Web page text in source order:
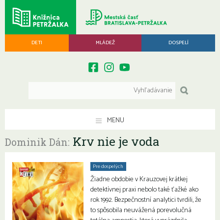
DETI MLÁDEŽ DOSPELÍ
MENU
Dominik Dán: Krv nie je voda
Pre dospelých
Žiadne obdobie v Krauzovej krátkej
detektívnej praxi nebolo také ťažké ako
rok 1992. Bezpečnostní analytici tvrdili, že
to spôsobila neuvážená porevolučná